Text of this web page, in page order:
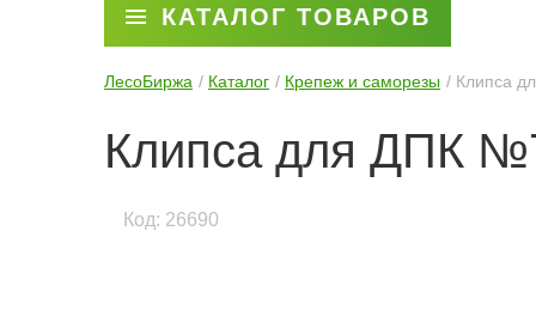
КАТАЛОГ ТОВАРОВ
ЛесоБиржа Каталог Крепеж и саморезы Клипса
Клипса для ДПК
Код: 26690